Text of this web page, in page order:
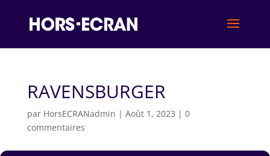
RAVENSBURGER
par HorsECRANadmin | Août 1, 2023 | 0
commentaires